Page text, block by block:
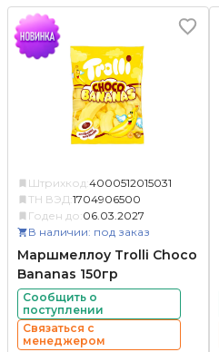
Штрихкод: 4000512015031
ТН ВЭД: 1704906500
Годен до: 06.03.2027
В наличии: под заказ
Маршмеллоу Trolli Choco
Bananas 150гр
Сообщить о
поступлении
Связаться с
менеджером